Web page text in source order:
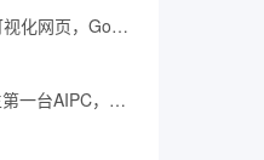
用AI把一段视频变成可视化网页，Google的新模型又卷飞了。
我花了13999买了人生第一台AIPC，然后把你想知道的全测了